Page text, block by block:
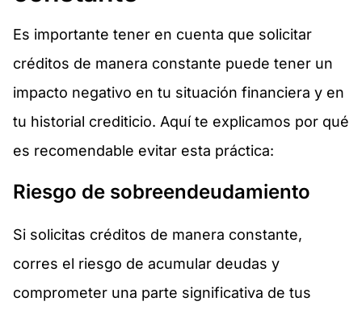
Es importante tener en cuenta que solicitar
créditos de manera constante puede tener un
impacto negativo en tu situación financiera y en
tu historial crediticio. Aquí te explicamos por qué
es recomendable evitar esta práctica:
Riesgo de sobreendeudamiento
Si solicitas créditos de manera constante,
corres el riesgo de acumular deudas y
comprometer una parte significativa de tus